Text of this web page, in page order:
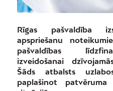
Rīgas pašvaldība
apspriešanu
pašvaldības
izveidošanai
Šāds atbalsts
paplašinot patvēruma